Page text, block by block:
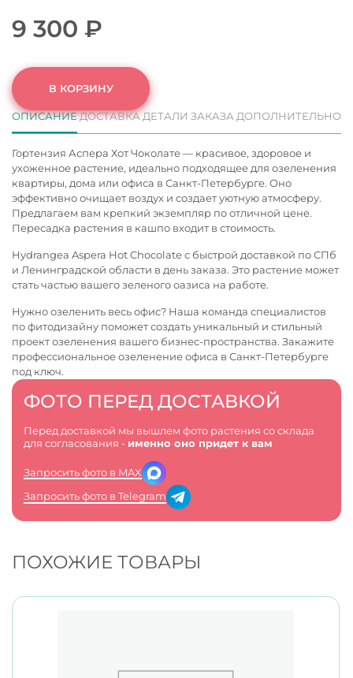
9 300 ₽
В КОРЗИНУ
ФОТО ПЕРЕД ДОСТАВКОЙ
Перед доставкой мы вышлем фото растения со склада
для согласования - именно оно придет к вам
Запросить фото в MAX
Запросить фото в Telegram
ОПИСАНИЕДОСТАВКАДЕТАЛИ ЗАКАЗА ДОПОЛНИТЕЛЬНО
Гортензия Аспера Хот Чоколате — красивое, здоровое и
ухоженное растение, идеально подходящее для озеленения
квартиры, дома или офиса в Санкт-Петербурге. Оно
эффективно очищает воздух и создает уютную атмосферу.
Предлагаем вам крепкий экземпляр по отличной цене.
Пересадка растения в кашпо входит в стоимость.
Hydrangea Aspera Hot Chocolate с быстрой доставкой по СПб
и Ленинградской области в день заказа. Это растение может
стать частью вашего зеленого оазиса на работе.
Нужно озеленить весь офис? Наша команда специалистов
по фитодизайну поможет создать уникальный и стильный
проект озеленения вашего бизнес-пространства. Закажите
профессиональноеозеленение офиса в Санкт-Петербурге
под ключ.
ПОХОЖИЕ ТОВАРЫ